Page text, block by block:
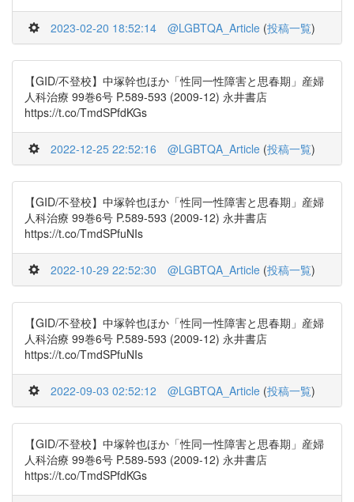
2023-02-20 18:52:14 @LGBTQA_Article (投稿一覧)
【GID/不登校】中塚幹也ほか「性同一性障害と思春期」産婦
人科治療 99巻6号 P.589-593 (2009-12) 永井書店
https://t.co/TmdSPfdKGs
2022-12-25 22:52:16 @LGBTQA_Article (投稿一覧)
【GID/不登校】中塚幹也ほか「性同一性障害と思春期」産婦
人科治療 99巻6号 P.589-593 (2009-12) 永井書店
https://t.co/TmdSPfuNIs
2022-10-29 22:52:30 @LGBTQA_Article (投稿一覧)
【GID/不登校】中塚幹也ほか「性同一性障害と思春期」産婦
人科治療 99巻6号 P.589-593 (2009-12) 永井書店
https://t.co/TmdSPfuNIs
2022-09-03 02:52:12 @LGBTQA_Article (投稿一覧)
【GID/不登校】中塚幹也ほか「性同一性障害と思春期」産婦
人科治療 99巻6号 P.589-593 (2009-12) 永井書店
https://t.co/TmdSPfdKGs